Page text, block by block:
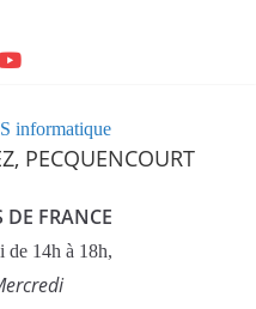
PECQUENCOURT
FRANCE
de 14h à 18h,